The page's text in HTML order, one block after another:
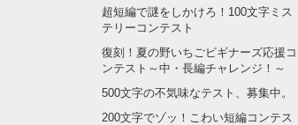
超短編で謎をしかけろ！100文字ミス
テリーコンテスト
復刻！夏の野いちごビギナーズ応援コ
ンテスト～中・長編チャレンジ！～
500文字の不気味なテスト、募集中。
200文字でゾッ！こわい短編コンテス